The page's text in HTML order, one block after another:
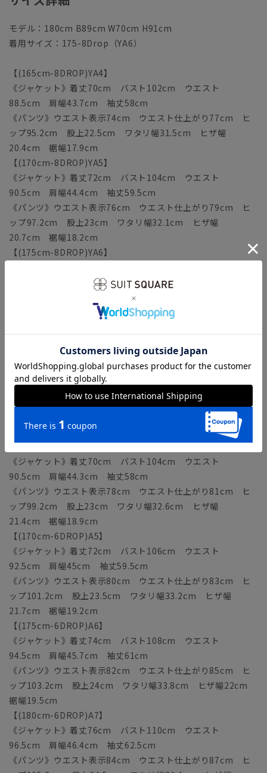
モデル：180cm B89cm W70cm H91cm
着用サイズ：175-8Drop（YA6）
【(165cm-8DROP)YA4】
《ジャケット》着丈70cm バスト102cm ウエスト
88.5cm 肩幅43.7cm 袖丈58cm
《パンツ》ウエスト表示74cm ウエスト仕上がり77cm ヒ
ップ95.2cm 股上22.5cm ワタリ幅31.5cm ヒザ幅
20.4cm 裾幅17.9cm
【(170cm-8DROP)YA5】
《ジャケット》着丈72cm バスト104cm ウエスト
90.5cm 肩幅44.4cm 袖丈59.5cm
《パンツ》ウエスト表示76cm ウエスト仕上がり79cm ヒ
ップ97.2cm 股上23cm ワタリ幅32.1cm ヒザ幅
20.7cm 裾幅18.2cm
【(175cm-8DROP)YA6】
92.5cm 肩幅45.1cm 袖丈61cm
《パンツ》ウエスト表示78cm ウエスト仕上がり81cm ヒ
ップ99.2cm 股上23.5cm ワタリ幅32.7cm ヒザ幅
【(160cm-6DROP)A3】
《ジャケット》着丈68cm バスト102cm ウエスト
88.5cm 肩幅43.6cm 袖丈56.5cm
《パンツ》ウエスト表示76cm ウエスト仕上がり79cm ヒ
ップ97.2cm 股上22.5cm ワタリ幅32cm ヒザ幅
21.1cm 裾幅18.6cm
【(165cm-6DROP)A4】
《ジャケット》着丈70cm バスト104cm ウエスト
90.5cm 肩幅44.3cm 袖丈58cm
《パンツ》ウエスト表示78cm ウエスト仕上がり81cm ヒ
ップ99.2cm 股上23cm ワタリ幅32.6cm ヒザ幅
21.4cm 裾幅18.9cm
【(170cm-6DROP)A5】
《ジャケット》着丈72cm バスト106cm ウエスト
92.5cm 肩幅45cm 袖丈59.5cm
《パンツ》ウエスト表示80cm ウエスト仕上がり83cm ヒ
ップ101.2cm 股上23.5cm ワタリ幅33.2cm ヒザ幅
21.7cm 裾幅19.2cm
【(175cm-6DROP)A6】
《ジャケット》着丈74cm バスト108cm ウエスト
94.5cm 肩幅45.7cm 袖丈61cm
《パンツ》ウエスト表示82cm ウエスト仕上がり85cm ヒ
ップ103.2cm 股上24cm ワタリ幅33.8cm ヒザ幅22cm
裾幅19.5cm
【(180cm-6DROP)A7】
《ジャケット》着丈76cm バスト110cm ウエスト
96.5cm 肩幅46.4cm 袖丈62.5cm
《パンツ》ウエスト表示84cm ウエスト仕上がり87cm ヒ